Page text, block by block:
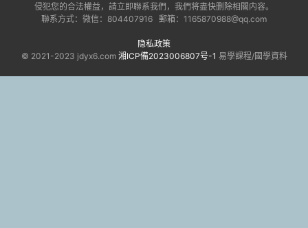
侵犯您的合法權益，請立即聯系我們，我們将盡快删除相關内容。
聯系方式：微信：804407916 郵箱：1165870988@qq.com
隐私政策
© 2021-2023 jdyx6.com 湘ICP備2023006807号-1 易學課程/國學資料